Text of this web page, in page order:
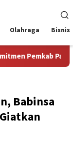
Olahraga Bisnis
Pasuruan
Babinsa